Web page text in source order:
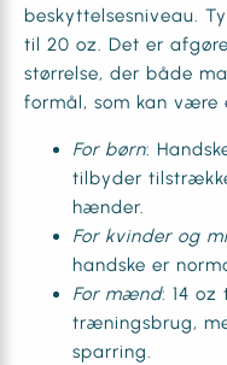
beskyttelsesniveau.
til 20 oz. Det er
størrelse, der både
formål, som kan være
For børn:
tilbyder
hænder.
For kvinder og
handske er
For mænd: 14
træningsbrug,
sparring.